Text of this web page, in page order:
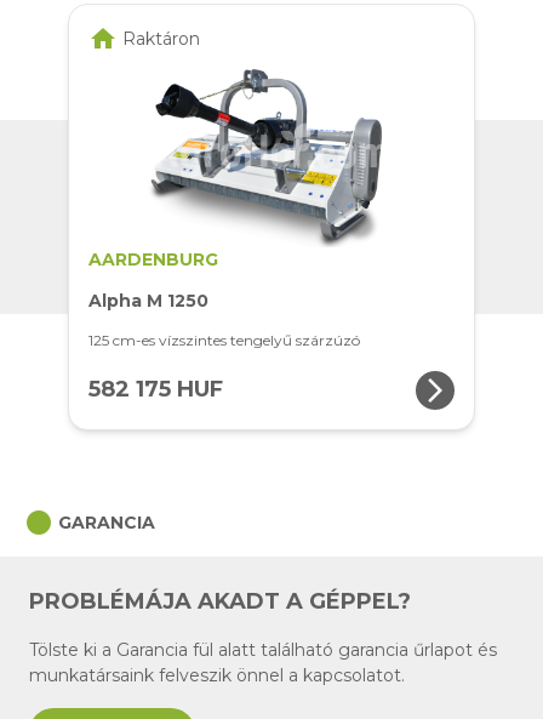
home Raktáron
AARDENBURG
Alpha M 1250
125 cm-es vízszintes tengelyű szárzúzó
582 175 HUF arrow_forward_ios
circle GARANCIA
PROBLÉMÁJA AKADT A GÉPPEL?
Tölste ki a Garancia fül alatt található garancia űrlapot és
munkatársaink felveszik önnel a kapcsolatot.